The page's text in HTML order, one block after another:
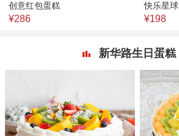
创意红包蛋糕
¥286
快乐星球
¥198
新华路生日蛋糕